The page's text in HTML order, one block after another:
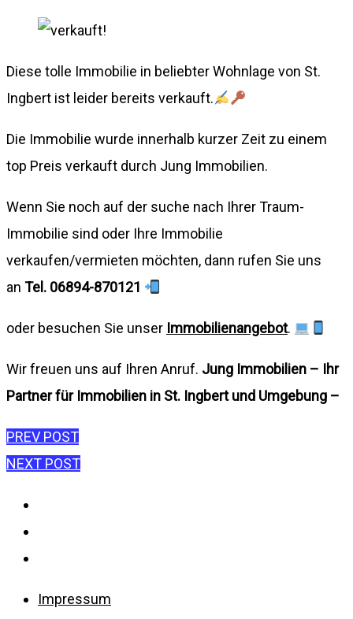
Diese tolle Immobilie in beliebter Wohnlage von St.
Ingbert ist leider bereits verkauft.
Die Immobilie wurde innerhalb kurzer Zeit zu einem
top Preis verkauft durch Jung Immobilien.
Wenn Sie noch auf der suche nach Ihrer Traum-
Immobilie sind oder Ihre Immobilie
verkaufen/vermieten möchten, dann rufen Sie uns
an Tel. 06894-870121
oder besuchen Sie unser Immobilienangebot.
Wir freuen uns auf Ihren Anruf. Jung Immobilien – Ihr
Partner für Immobilien in St. Ingbert und Umgebung –
Beitragsnavigation
PREV POST
NEXT POST
Impressum